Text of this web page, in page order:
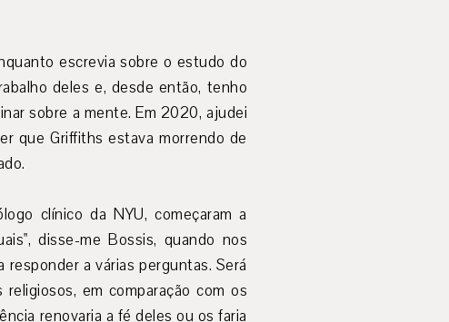
escrevia sobre o estudo do
deles e, desde então, tenho
sobre a mente. Em 2020, ajudei
que Griffiths estava morrendo de
clínico da NYU, começaram a
disse-me Bossis, quando nos
a várias perguntas. Será
em comparação com os
renovaria a fé deles ou os faria